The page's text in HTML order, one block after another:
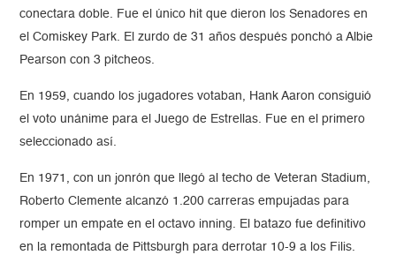
conectara doble. Fue el único hit que dieron los Senadores en
el Comiskey Park. El zurdo de 31 años después ponchó a Albie
Pearson con 3 pitcheos.
En 1959, cuando los jugadores votaban, Hank Aaron consiguió
el voto unánime para el Juego de Estrellas. Fue en el primero
seleccionado así.
En 1971, con un jonrón que llegó al techo de Veteran Stadium,
Roberto Clemente alcanzó 1.200 carreras empujadas para
romper un empate en el octavo inning. El batazo fue definitivo
en la remontada de Pittsburgh para derrotar 10-9 a los Filis.